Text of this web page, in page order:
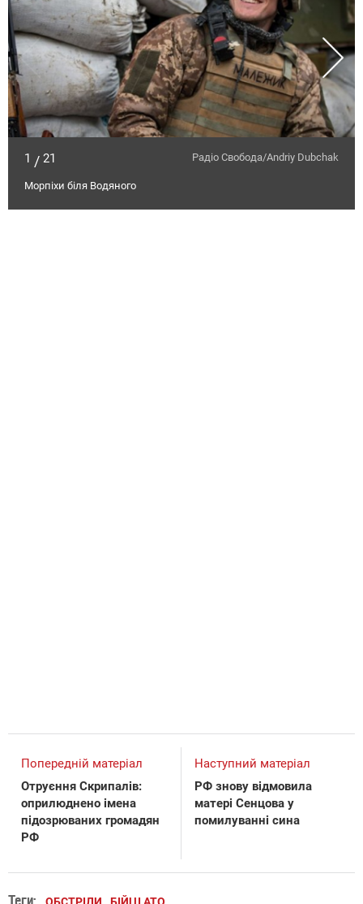
1 / 21 Радіо Свобода/Andriy Dubchak
Морпіхи біля Водяного
Попередній матеріал
Отруєння Скрипалів:
оприлюднено імена
підозрюваних громадян
РФ
Наступний матеріал
РФ знову відмовила
матері Сенцова у
помилуванні сина
Теги: ОБСТРІЛИ БІЙЦІ АТО